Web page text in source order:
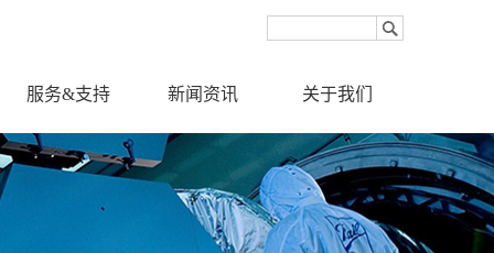
服务&支持 新闻资讯 关于我们